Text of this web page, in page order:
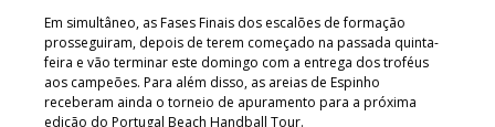
Em simultâneo, as Fases Finais dos escalões de formação
prosseguiram, depois de terem começado na passada quinta-
feira e vão terminar este domingo com a entrega dos troféus
aos campeões. Para além disso, as areias de Espinho
receberam ainda o torneio de apuramento para a próxima
edição do Portugal Beach Handball Tour.